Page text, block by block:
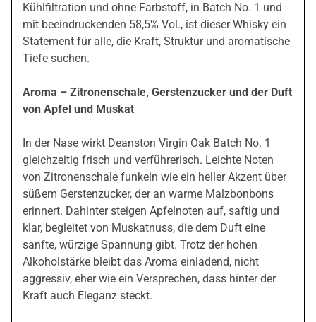
Kühlfiltration und ohne Farbstoff, in Batch No. 1 und
mit beeindruckenden 58,5% Vol., ist dieser Whisky ein
Statement für alle, die Kraft, Struktur und aromatische
Tiefe suchen.
Aroma – Zitronenschale, Gerstenzucker und der Duft
von Apfel und Muskat
In der Nase wirkt Deanston Virgin Oak Batch No. 1
gleichzeitig frisch und verführerisch. Leichte Noten
von Zitronenschale funkeln wie ein heller Akzent über
süßem Gerstenzucker, der an warme Malzbonbons
erinnert. Dahinter steigen Apfelnoten auf, saftig und
klar, begleitet von Muskatnuss, die dem Duft eine
sanfte, würzige Spannung gibt. Trotz der hohen
Alkoholstärke bleibt das Aroma einladend, nicht
aggressiv, eher wie ein Versprechen, dass hinter der
Kraft auch Eleganz steckt.